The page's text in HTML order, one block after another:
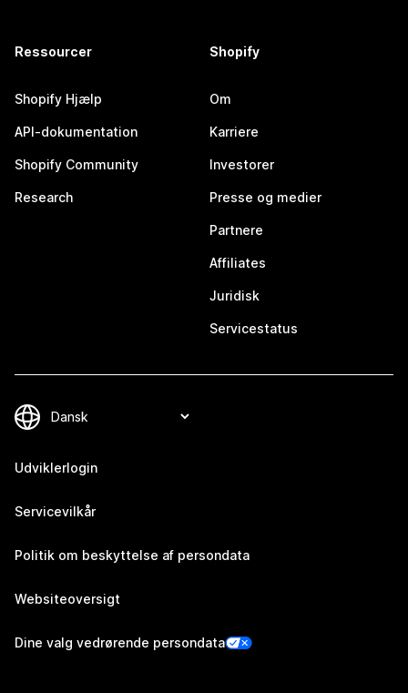
Ressourcer
Shopify Hjælp
API-dokumentation
Shopify Community
Research
Shopify
Om
Karriere
Investorer
Presse og medier
Partnere
Affiliates
Juridisk
Servicestatus
Udviklerlogin
Servicevilkår
Politik om beskyttelse af persondata
Websiteoversigt
Dine valg vedrørende persondata